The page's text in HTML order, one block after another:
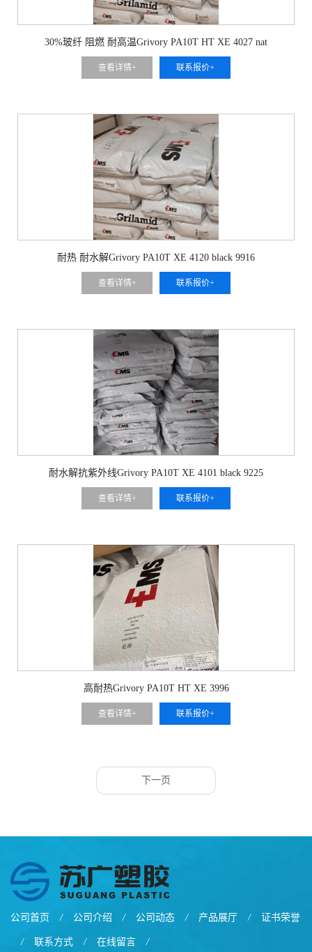
30%玻纤 阻燃 耐高温Grivory PA10T HT XE 4027 nat
查看详情+ 联系报价+
耐热 耐水解Grivory PA10T XE 4120 black 9916
查看详情+ 联系报价+
耐水解抗紫外线Grivory PA10T XE 4101 black 9225
查看详情+ 联系报价+
高耐热Grivory PA10T HT XE 3996
查看详情+ 联系报价+
下一页
公司首页 / 公司介绍 / 公司动态 / 产品展厅 / 证书荣誉
/ 联系方式 / 在线留言 /